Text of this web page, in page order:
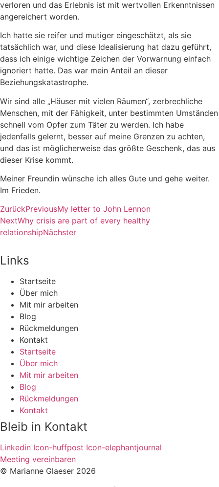
verloren und das Erlebnis ist mit wertvollen Erkenntnissen
angereichert worden.
Ich hatte sie reifer und mutiger eingeschätzt, als sie
tatsächlich war, und diese Idealisierung hat dazu geführt,
dass ich einige wichtige Zeichen der Vorwarnung einfach
ignoriert hatte. Das war mein Anteil an dieser
Beziehungskatastrophe.
Wir sind alle „Häuser mit vielen Räumen“, zerbrechliche
Menschen, mit der Fähigkeit, unter bestimmten Umständen
schnell vom Opfer zum Täter zu werden. Ich habe
jedenfalls gelernt, besser auf meine Grenzen zu achten,
und das ist möglicherweise das größte Geschenk, das aus
dieser Krise kommt.
Meiner Freundin wünsche ich alles Gute und gehe weiter.
Im Frieden.
ZurückPreviousMy letter to John Lennon
NextWhy crisis are part of every healthy
relationshipNächster
Links
Startseite
Über mich
Mit mir arbeiten
Blog
Rückmeldungen
Kontakt
Startseite
Über mich
Mit mir arbeiten
Blog
Rückmeldungen
Kontakt
Bleib in Kontakt
Linkedin Icon-huffpost Icon-elephantjournal
Meeting vereinbaren
© Marianne Glaeser 2026